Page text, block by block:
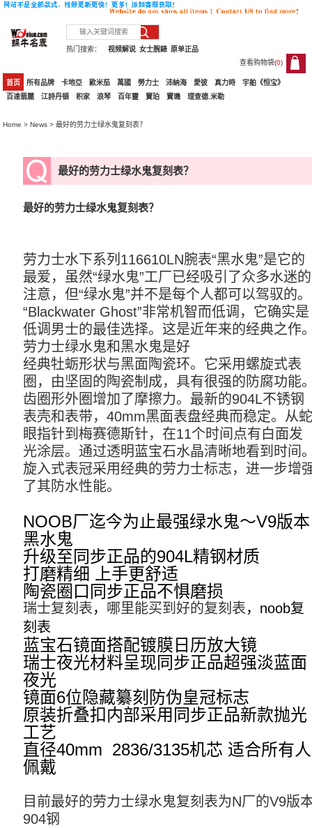
热门搜索： 原单正品
女士腕錶
视频解说
查看购物袋(0)
0
首页 所有品牌 卡地亞 歐米茄 萬國 勞力士 沛納海 愛彼 真力時
宇舶《恒宝》
百達翡麗
江詩丹頓 积家 浪琴 百年靈 寶珀 寶璣 理查德.米勒
Home >News > 最好的劳力士绿水鬼复刻表？
最好的劳力士绿水鬼复刻表？
最好的劳力士绿水鬼复刻表？
劳力士水下系列116610LN腕表“黑水鬼”是它的
最爱，虽然“绿水鬼”工厂已经吸引了众多水迷的
注意，但“绿水鬼”并不是每个人都可以驾驭的。
“Blackwater Ghost”非常机智而低调，它确实是
低调男士的最佳选择。这是近年来的经典之作
劳力士绿水鬼和黑水鬼是好
经典牡蛎形状与黑面陶瓷环。它采用螺旋式表
圈，由坚固的陶瓷制成，具有很强的防腐功能
齿圈形外圈增加了摩擦力。最新的904L不锈钢
表壳和表带，40mm黑面表盘经典而稳定。从
眼指针到梅赛德斯针，在11个时间点有白面发
光涂层。通过透明蓝宝石水晶清晰地看到时间
旋入式表冠采用经典的劳力士标志，进一步增
了其防水性能。
NOOB厂迄今为止最强绿水鬼～V9版本
黑水鬼
升级至同步正品的904L精钢材质
打磨精细 上手更舒适
瑞士复刻表， 哪里能买到好的复刻表，noob复
刻表
蓝宝石镜面搭配镀膜日历放大镜
瑞士夜光材料呈现同步正品超强淡蓝面
夜光
镜面6位隐藏纂刻防伪皇冠标志
原装折叠扣内部采用同步正品新款抛光
工艺
直径40mm  2836/3135机芯 适合所有人
佩戴
目前最好的劳力士绿水鬼复刻表为N厂的V9版
904钢